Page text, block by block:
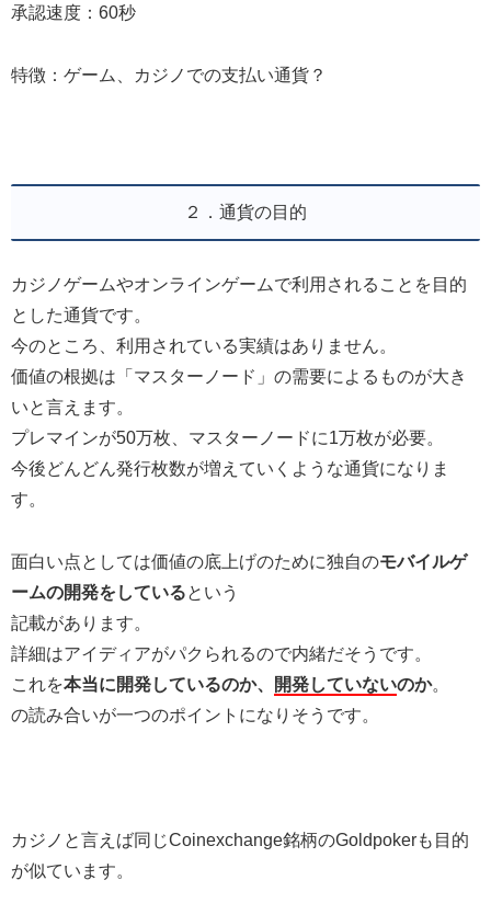
承認速度：60秒
特徴：ゲーム、カジノでの支払い通貨？
２．通貨の目的
カジノゲームやオンラインゲームで利用されることを目的
とした通貨です。
今のところ、利用されている実績はありません。
価値の根拠は「マスターノード」の需要によるものが大き
いと言えます。
プレマインが50万枚、マスターノードに1万枚が必要。
今後どんどん発行枚数が増えていくような通貨になりま
す。
面白い点としては価値の底上げのために独自のモバイルゲ
ームの開発をしているという
記載があります。
詳細はアイディアがパクられるので内緒だそうです。
これを本当に開発しているのか、 開発していないのか。
の読み合いが一つのポイントになりそうです。
カジノと言えば同じCoinexchange銘柄のGoldpokerも目的
が似ています。